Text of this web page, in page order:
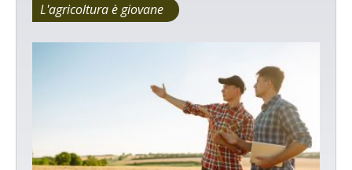
L'agricoltura è giovane